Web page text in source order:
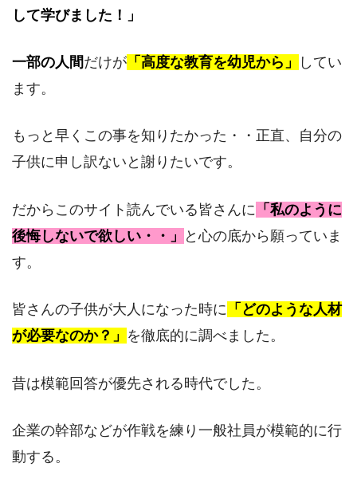
して学びました！」
一部の人間だけが 「高度な教育を幼児から」
してい
ます。
もっと早くこの事を知りたかった・・正直、自分の
子供に申し訳ないと謝りたいです。
だからこのサイト読んでいる皆さんに 「私のように
後悔しないで欲しい・・」
と心の底から願っていま
す。
皆さんの子供が大人になった時に 「どのような人材
が必要なのか？」 を徹底的に調べました。
昔は模範回答が優先される時代でした。
企業の幹部などが作戦を練り一般社員が模範的に行
動する。